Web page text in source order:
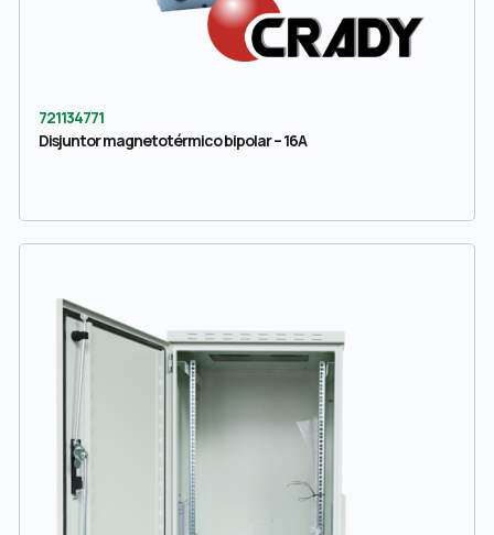
721134771
Disjuntor magnetotérmico bipolar – 16A